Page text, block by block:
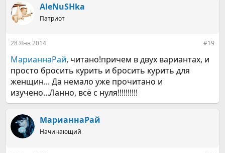
AleNuSHka
Патриот
28 Янв 2014 #19
МарианнаРай, читано!причем в двух вариантах, и
просто бросить курить и бросить курить для
женщин... Да немало уже прочитано и
изучено...Ланно, всё с нуля!!!!!!!!!!
МарианнаРай
Начинающий